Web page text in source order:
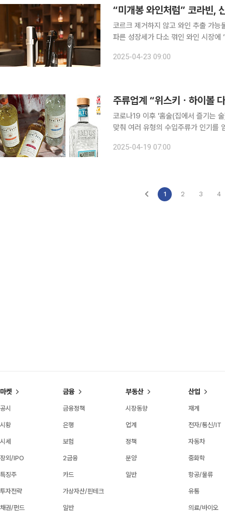
“미개봉 와인처럼” 코라빈,
코르크 제거하지 않고 와인 추출 가능불경기 속 ‘
파른 성장세가 다소 꺾인 와인 시장
2025-04-23 09:00
주류업계 “위스키ㆍ하이볼
코로나19 이후 '홈술(집에서 즐기는
맞춰 여러 유형의 수입주류가 인기를
2020년 253만1000달러에서
2025-04-19 07:00
1 2 3 4
마켓
공시
시황
시세
장외/IPO
특징주
투자전략
채권/펀드
금융
금융정책
은행
보험
2금융
카드
가상자산/핀테크
일반
부동산
시장동향
업계
정책
분양
일반
산업
재계
전자/통신/IT
자동차
중화학
항공/물류
유통
의료/바이오